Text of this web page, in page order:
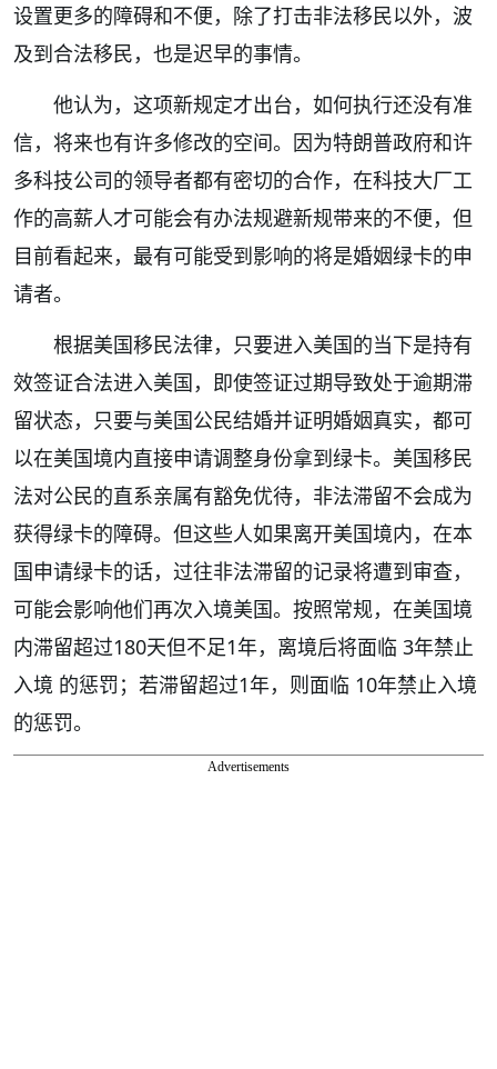
设置更多的障碍和不便，除了打击非法移民以外，波
及到合法移民，也是迟早的事情。
他认为，这项新规定才出台，如何执行还没有准
信，将来也有许多修改的空间。因为特朗普政府和许
多科技公司的领导者都有密切的合作，在科技大厂工
作的高薪人才可能会有办法规避新规带来的不便，但
目前看起来，最有可能受到影响的将是婚姻绿卡的申
请者。
根据美国移民法律，只要进入美国的当下是持有
效签证合法进入美国，即使签证过期导致处于逾期滞
留状态，只要与美国公民结婚并证明婚姻真实，都可
以在美国境内直接申请调整身份拿到绿卡。美国移民
法对公民的直系亲属有豁免优待，非法滞留不会成为
获得绿卡的障碍。但这些人如果离开美国境内，在本
国申请绿卡的话，过往非法滞留的记录将遭到审查，
可能会影响他们再次入境美国。按照常规，在美国境
内滞留超过180天但不足1年，离境后将面临 3年禁止
入境 的惩罚；若滞留超过1年，则面临 10年禁止入境
的惩罚。
Advertisements